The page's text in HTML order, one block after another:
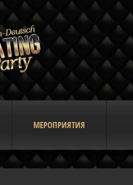
МЕРОПРИЯТИЯ